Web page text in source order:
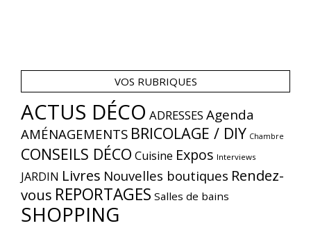
VOS RUBRIQUES
ACTUS DÉCO ADRESSES Agenda
AMÉNAGEMENTS BRICOLAGE / DIY Chambre
CONSEILS DÉCO Cuisine Expos Interviews
JARDIN Livres Nouvelles boutiques Rendez-
vous REPORTAGES Salles de bains
SHOPPING